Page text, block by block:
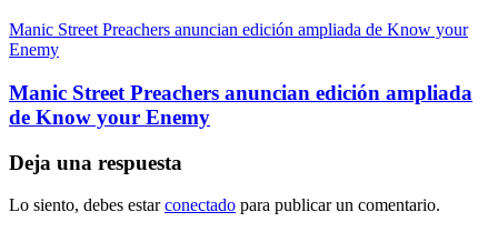
Manic Street Preachers anuncian edición ampliada de Know your
Enemy
Manic Street Preachers anuncian edición ampliada
de Know your Enemy
Deja una respuesta
Lo siento, debes estarconectado para publicar un comentario.